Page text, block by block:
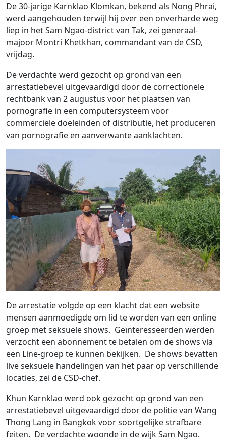
De 30-jarige Karnklao Klomkan, bekend als Nong Phrai,
werd aangehouden terwijl hij over een onverharde weg
liep in het Sam Ngao-district van Tak, zei generaal-
majoor Montri Khetkhan, commandant van de CSD,
vrijdag.
De verdachte werd gezocht op grond van een
arrestatiebevel uitgevaardigd door de correctionele
rechtbank van 2 augustus voor het plaatsen van
pornografie in een computersysteem voor
commerciële doeleinden of distributie, het produceren
van pornografie en aanverwante aanklachten.
De arrestatie volgde op een klacht dat een website
mensen aanmoedigde om lid te worden van een online
groep met seksuele shows. Geïnteresseerden werden
verzocht een abonnement te betalen om de shows via
een Line-groep te kunnen bekijken. De shows bevatten
live seksuele handelingen van het paar op verschillende
locaties, zei de CSD-chef.
Khun Karnklao werd ook gezocht op grond van een
arrestatiebevel uitgevaardigd door de politie van Wang
Thong Lang in Bangkok voor soortgelijke strafbare
feiten. De verdachte woonde in de wijk Sam Ngao.